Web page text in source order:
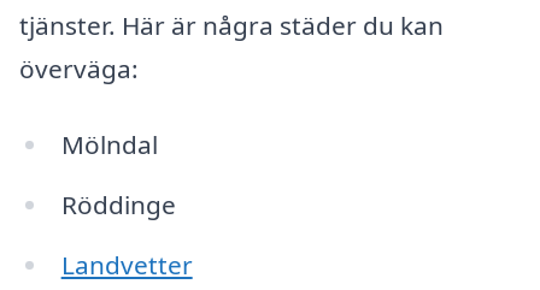
tjänster. Här är några städer du kan
överväga:
Mölndal
Röddinge
Landvetter